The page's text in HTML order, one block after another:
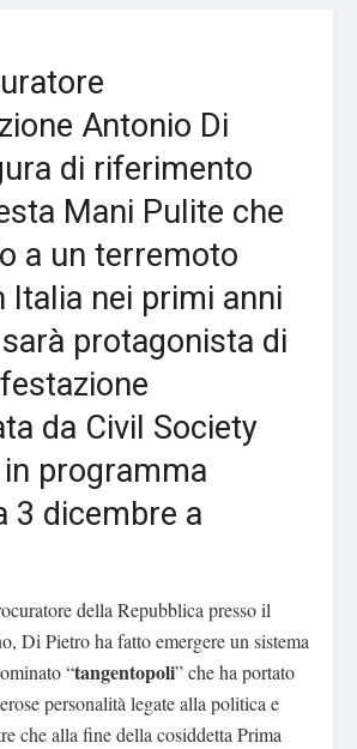
Antonio Di
di riferimento
Mani Pulite che
a un terremoto
Italia nei primi anni
protagonista di
da Civil Society
programma
3 dicembre a
della Repubblica presso il
Di Pietro ha fatto emergere un sistema
“tangentopoli” che ha portato
personalità legate alla politica e
che alla fine della cosiddetta Prima